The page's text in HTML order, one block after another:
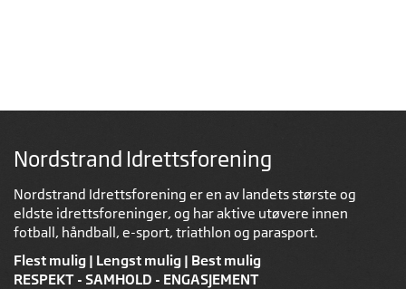
Nordstrand Idrettsforening
Nordstrand Idrettsforening er en av landets største og
eldste idrettsforeninger, og har aktive utøvere innen
fotball, håndball, e-sport, triathlon og parasport.
Flest mulig | Lengst mulig | Best mulig
RESPEKT - SAMHOLD - ENGASJEMENT